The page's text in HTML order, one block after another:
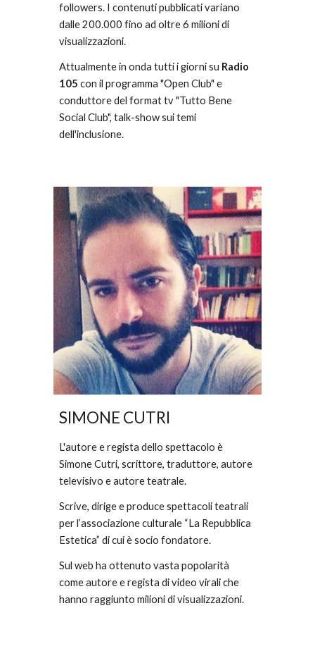
followers. I contenuti pubblicati variano
dalle 200.000 fino ad oltre 6 milioni di
visualizzazioni.
Attualmente in onda tutti i giorni su Radio
105 con il programma "Open Club" e
conduttore del format tv "Tutto Bene
Social Club", talk-show sui temi
dell'inclusione.
SIMONE CUTRI
L'autore e regista dello spettacolo è
Simone Cutri, scrittore, traduttore, autore
televisivo e autore teatrale.
Scrive, dirige e produce spettacoli teatrali
per l’associazione culturale “La Repubblica
Estetica” di cui è socio fondatore.
Sul web ha ottenuto vasta popolarità
come autore e regista di video virali che
hanno raggiunto milioni di visualizzazioni.